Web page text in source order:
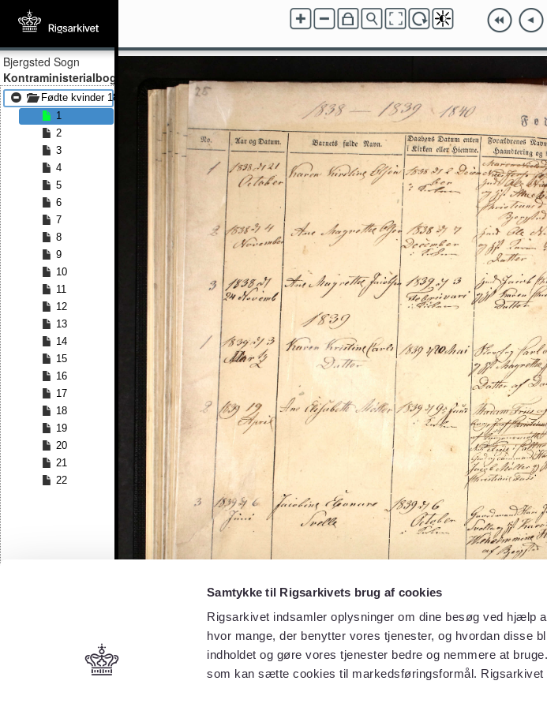
Samtykke til Rigsarkivets brug af cookies
Rigsarkivet indsamler oplysninger om dine besøg ved hjælp
hvor mange, der benytter vores tjenester, og hvordan disse
indholdet og gøre vores tjenester bedre og nemmere at
som kan sætte cookies til markedsføringsformål.
Bjergsted Sogn
Kontraministerialbog
Fødte kvinder 1838 - Fødte kvinder 1857
1
2
3
4
5
6
7
8
9
10
11
12
13
14
15
16
17
18
19
20
21
22